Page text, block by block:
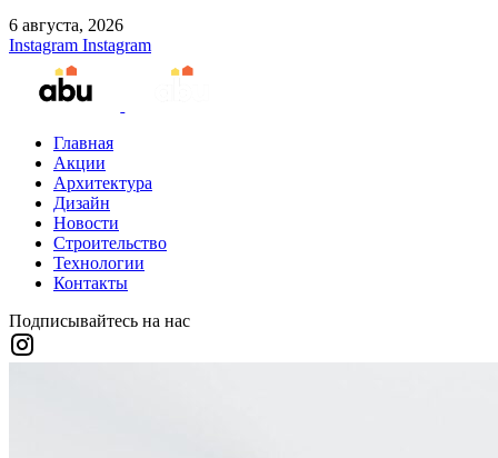
6 августа, 2026
Instagram Instagram
Главная
Акции
Архитектура
Дизайн
Новости
Строительство
Технологии
Контакты
Подписывайтесь на нас